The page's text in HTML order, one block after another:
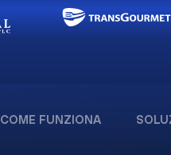
COME FUNZIONA